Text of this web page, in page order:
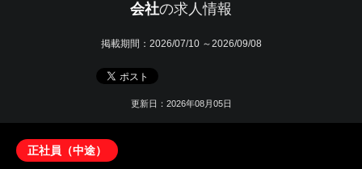
会社の求人情報
掲載期間： 2026/07/10 ～2026/09/08
更新日：2026年08月05日
正社員（中途）